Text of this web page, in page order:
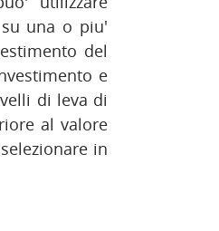
una o piu'
del
e
di leva di
al valore
in